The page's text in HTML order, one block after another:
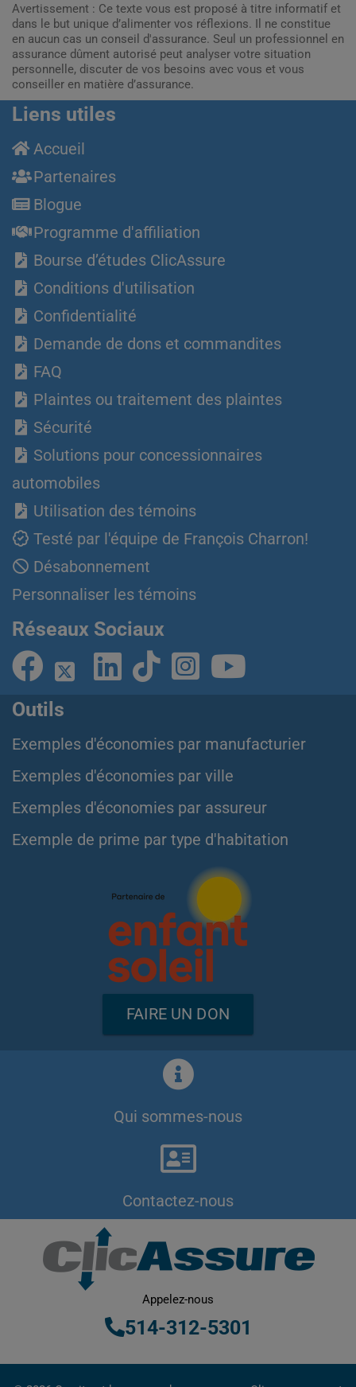
Avertissement : Ce texte vous est proposé à titre informatif et
dans le but unique d’alimenter vos réflexions. Il ne constitue
en aucun cas un conseil d'assurance. Seul un professionnel en
assurance dûment autorisé peut analyser votre situation
personnelle, discuter de vos besoins avec vous et vous
conseiller en matière d’assurance.
Liens utiles
Accueil
Partenaires
Blogue
Programme d'affiliation
Bourse d’études ClicAssure
Conditions d'utilisation
Confidentialité
Demande de dons et commandites
FAQ
Plaintes ou traitement des plaintes
Sécurité
Solutions pour concessionnaires
automobiles
Utilisation des témoins
Testé par l'équipe de François Charron!
Désabonnement
Personnaliser les témoins
Réseaux Sociaux
Outils
Exemples d'économies par manufacturier
Exemples d'économies par ville
Exemples d'économies par assureur
Exemple de prime par type d'habitation
FAIRE UN DON
Qui sommes-nous
Contactez-nous
Appelez-nous
514-312-5301